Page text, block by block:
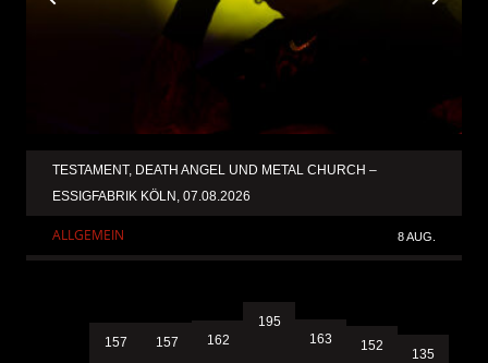
TESTAMENT, DEATH ANGEL UND METAL CHURCH –
ESSIGFABRIK KÖLN, 07.08.2026
ALLGEMEIN 8 AUG.
157 157 162
195
163 152
135